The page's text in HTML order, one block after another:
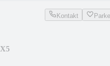
Kontakt